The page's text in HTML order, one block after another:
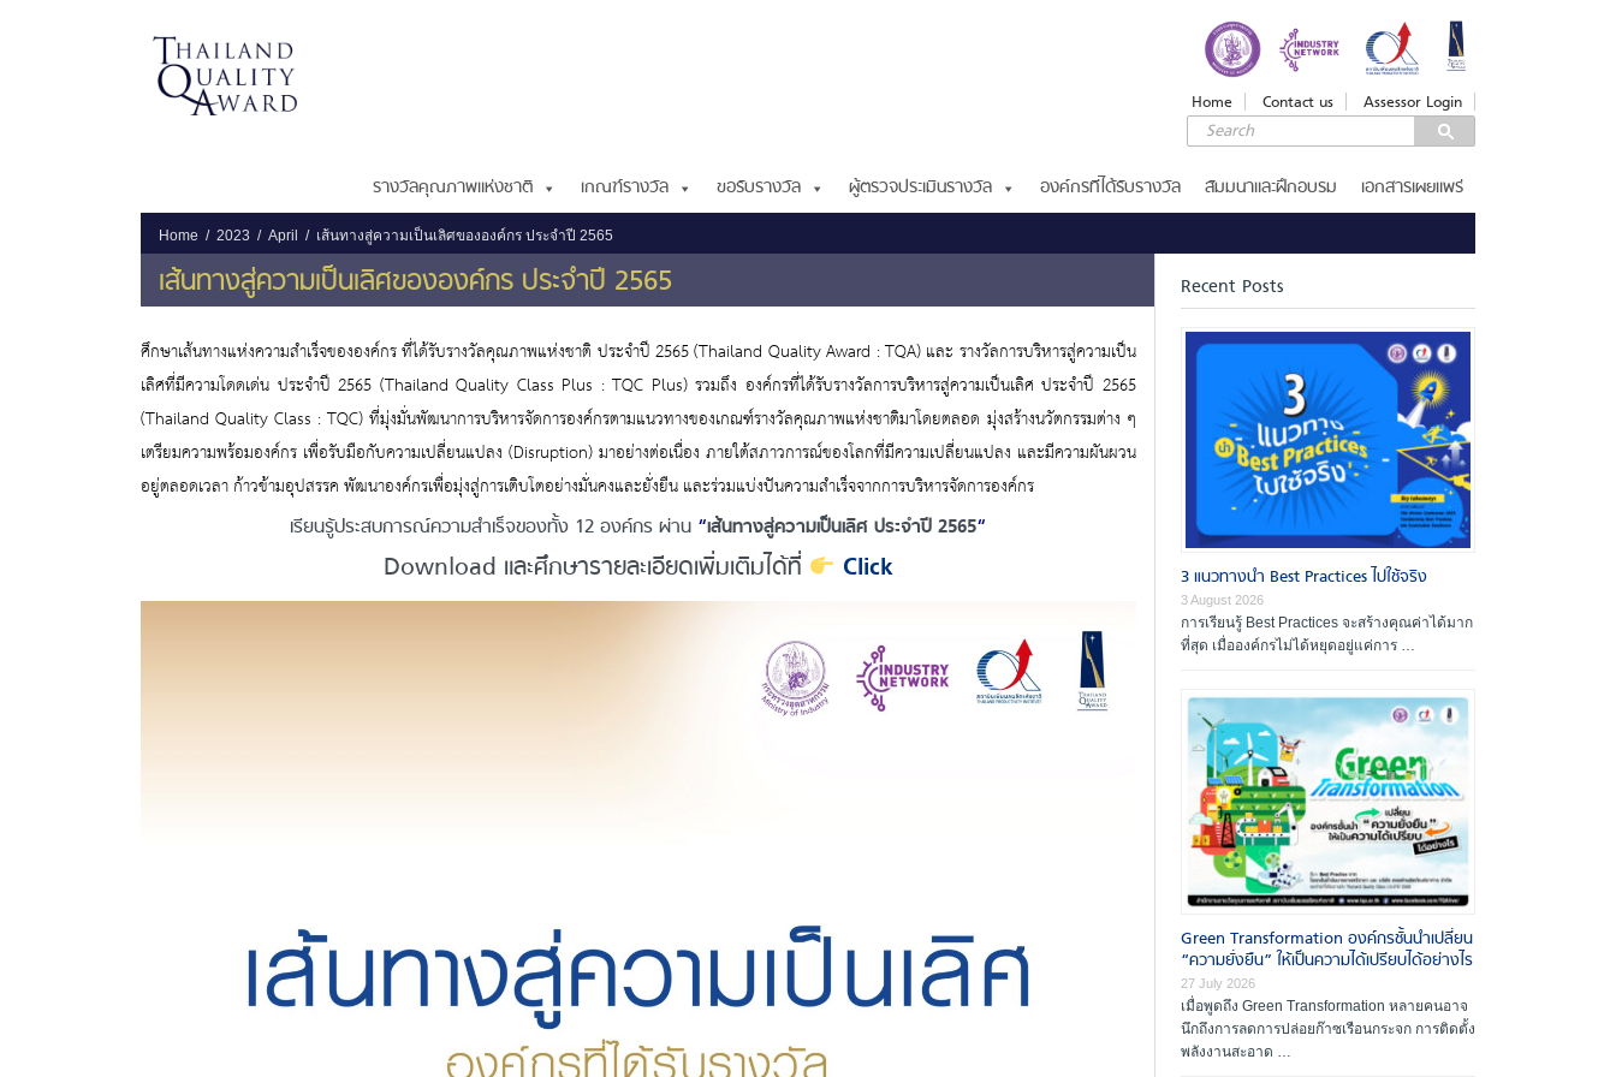
Home Contact us Assessor Login
รางวัลคุณภาพแห่งชาติ เกณฑ์รางวัล ขอรับรางวัล ผู้ตรวจประเมินรางวัล องค์กรที่ได้รับรางวัล สัมมนาและฝึกอบรม เอกสารเผยแพร่
Home 2023 April เส้นทางสู่ความเป็นเลิศขององค์กร ประจำปี 2565
เส้นทางสู่ความเป็นเลิศขององค์กร ประจำปี 2565
ศึกษาเส้นทางแห่งความสำเร็จขององค์กร ที่ได้รับรางวัลคุณภาพแห่งชาติ ประจำปี 2565 (Thailand Quality Award : TQA) และ รางวัลการบริหารสู่ความเป็น
เลิศที่มีความโดดเด่น ประจำปี 2565 (Thailand Quality Class Plus : TQC Plus) รวมถึง องค์กรที่ได้รับรางวัลการบริหารสู่ความเป็นเลิศ ประจำปี 2565
(Thailand Quality Class : TQC) ที่มุ่งมั่นพัฒนาการบริหารจัดการองค์กรตามแนวทางของเกณฑ์รางวัลคุณภาพแห่งชาติมาโดยตลอด มุ่งสร้างนวัตกรรมต่าง ๆ
เตรียมความพร้อมองค์กร เพื่อรับมือกับความเปลี่ยนแปลง (Disruption) มาอย่างต่อเนื่อง ภายใต้สภาวการณ์ของโลกที่มีความเปลี่ยนแปลง และมีความผันผวน
อยู่ตลอดเวลา ก้าวข้ามอุปสรรค พัฒนาองค์กรเพื่อมุ่งสู่การเติบโตอย่างมั่นคงและยั่งยืน และร่วมแบ่งปันความสำเร็จจากการบริหารจัดการองค์กร
เรียนรู้ประสบการณ์ความสำเร็จของทั้ง 12 องค์กร ผ่าน “เส้นทางสู่ความเป็นเลิศ ประจำปี 2565“
Download และศึกษารายละเอียดเพิ่มเติมได้ที่ Click
Recent Posts
3 แนวทางนำ Best Practices ไปใช้จริง
3 August 2026
การเรียนรู้ Best Practices จะสร้างคุณค่าได้มาก
ที่สุด เมื่อองค์กรไม่ได้หยุดอยู่แค่การ …
Green Transformation องค์กรชั้นนำเปลี่ยน
“ความยั่งยืน” ให้เป็นความได้เปรียบได้อย่างไร
27 July 2026
เมื่อพูดถึง Green Transformation หลายคนอาจ
นึกถึงการลดการปล่อยก๊าซเรือนกระจก การติดตั้ง
พลังงานสะอาด …
LOGIN
Login
Username
Password
ลืมรหัสผ่าน
SERVICES
รางวัลคุณภาพแห่งชาติ
เกณฑ์รางวัล
ผู้ตรวจประเมินรางวัล